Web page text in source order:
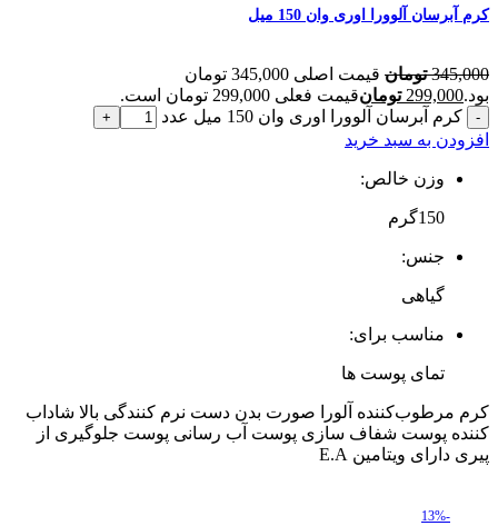
کرم آبرسان آلوورا اوری وان 150 میل
345,000 تومان
قیمت اصلی 345,000 تومان
بود.299,000 تومانقیمت فعلی 299,000 تومان است.
کرم آبرسان آلوورا اوری وان 150 میل عدد
افزودن به سبد خرید
وزن خالص:
150گرم
جنس:
گیاهی
مناسب برای:
تمای پوست ها
کرم مرطوب‌کننده آلورا صورت بدن دست نرم کنندگی بالا شاداب
کننده پوست شفاف سازی پوست آب رسانی پوست جلوگیری از
پیری دارای ویتامین E.A
-13%